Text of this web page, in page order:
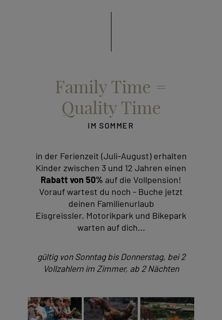
Family Time =
Quality Time
IM SOMMER
in der Ferienzeit (Juli-August) erhalten
Kinder zwischen 3 und 12 Jahren einen
Rabatt von 50% auf die Vollpension!
Vorauf wartest du noch - Buche jetzt
deinen Familienurlaub
Eisgreissler, Motorikpark und Bikepark
warten auf dich...
gültig von Sonntag bis Donnerstag, bei 2
Vollzahlern im Zimmer, ab 2 Nächten